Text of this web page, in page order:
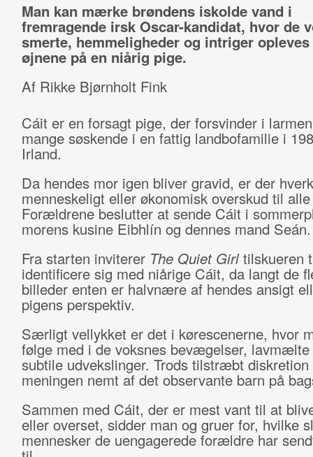
Man kan mærke brøndens iskolde vand i
fremragende irsk Oscar-kandidat, hvor de
smerte, hemmeligheder og intriger opleves
øjnene på en niårig pige.
Af Rikke Bjørnholt Fink
Cáit er en forsagt pige, der forsvinder i
mange søskende i en fattig landbofamilie i
Irland.
Da hendes mor igen bliver gravid, er der
menneskeligt eller økonomisk overskud til
Forældrene beslutter at sende Cáit i
morens kusine Eibhlín og dennes mand Seán.
Fra starten inviterer The Quiet Girltilskueren
identificere sig med niårige Cáit, da langt de
billeder enten er halvnære af hendes ansigt
pigens perspektiv.
Særligt vellykket er det i kørescenerne, hvor
følge med i de voksnes bevægelser, lavmælte
subtile udvekslinger. Trods tilstræbt diskretion
meningen nemt af det observante barn på
Sammen med Cáit, der er mest vant til at
eller overset, sidder man og gruer for, hvilke
mennesker de uengagerede forældre har